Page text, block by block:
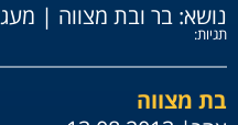
נושא: בר ובת מצווה |
תגיות:
בת מצווה